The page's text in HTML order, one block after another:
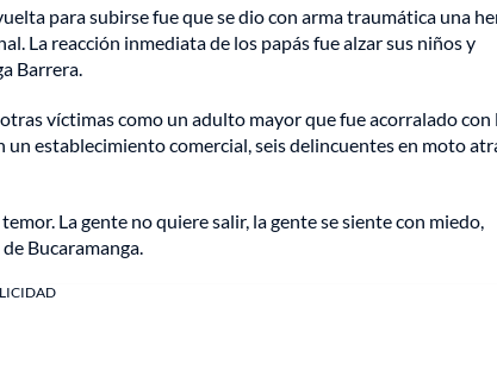
para subirse fue que se dio con arma traumática una
La reacción inmediata de los papás fue alzar sus niños y
Barrera.
víctimas como un adulto mayor que fue acorralado con
establecimiento comercial, seis delincuentes en moto
La gente no quiere salir, la gente se siente con miedo,
Bucaramanga.